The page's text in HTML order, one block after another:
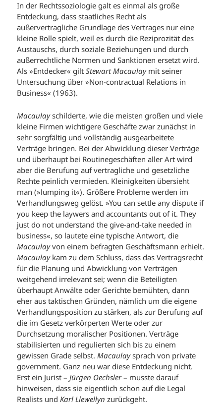
In der Rechtssoziologie galt es einmal als große
Entdeckung, dass staatliches Recht als
außervertragliche Grundlage des Vertrages nur eine
kleine Rolle spielt, weil es durch die Reziprozität des
Austauschs, durch soziale Beziehungen und durch
außerrechtliche Normen und Sanktionen ersetzt wird.
Als »Entdecker« giltStewart Macaulaymit seiner
Untersuchung über »Non-contractual Relations in
Business« (1963).
Macaulayschilderte, wie die meisten großen und viele
kleine Firmen wichtigere Geschäfte zwar zunächst in
sehr sorgfältig und vollständig ausgearbeitete
Verträge bringen. Bei der Abwicklung dieser Verträge
und überhaupt bei Routinegeschäften aller Art wird
aber die Berufung auf vertragliche und gesetzliche
Rechte peinlich vermieden. Kleinigkeiten übersieht
man (»lumping it«). Größere Probleme werden im
Verhandlungsweg gelöst. »You can settle any dispute if
you keep the laywers and accountants out of it. They
just do not understand the give-and-take needed in
business«, so lautete eine typische Antwort, die
Macaulayvon einem befragten Geschäftsmann erhielt.
Macaulaykam zu dem Schluss, dass das Vertragsrecht
für die Planung und Abwicklung von Verträgen
weitgehend irrelevant sei; wenn die Beteiligten
überhaupt Anwälte oder Gerichte bemühten, dann
eher aus taktischen Gründen, nämlich um die eigene
Verhandlungsposition zu stärken, als zur Berufung auf
die im Gesetz verkörperten Werte oder zur
Durchsetzung moralischer Positionen. Verträge
stabilisierten und regulierten sich bis zu einem
gewissen Grade selbst.Macaulaysprach von private
government. Ganz neu war diese Entdeckung nicht.
Erst ein Jurist –Jürgen Oechsler– musste darauf
hinweisen, dass sie eigentlich schon auf die Legal
Realists undKarl Llewellyn zurückgeht.